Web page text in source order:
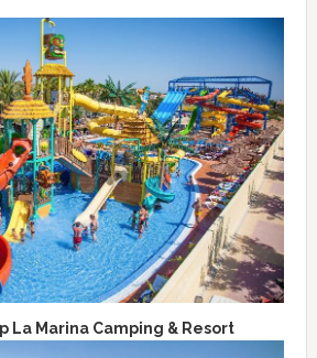
La Marina Camping & Resort